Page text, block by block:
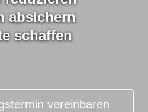
absichern
schaffen
vereinbaren